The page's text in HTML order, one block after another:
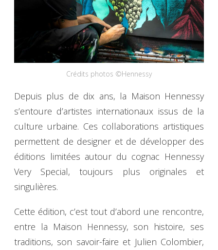
Crédits photos ©Hennessy
Depuis plus de dix ans, la Maison Hennessy
s’entoure d’artistes internationaux issus de la
culture urbaine. Ces colla­borations artistiques
permettent de designer et de développer des
éditions limitées autour du cognac Hennessy
Very Special, toujours plus originales et
singulières.
Cette édition, c’est tout d’abord une rencontre,
entre la Maison Hennessy, son histoire, ses
traditions, son savoir-faire et Julien Colombier,